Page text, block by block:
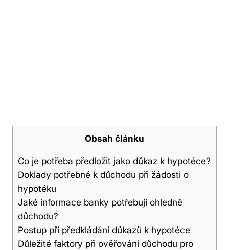
Obsah článku
Co je potřeba předložit jako důkaz k hypotéce?
Doklady potřebné k důchodu při žádosti o
hypotéku
Jaké informace banky potřebují ohledně
důchodu?
Postup při předkládání důkazů k hypotéce
Důležité faktory při ověřování důchodu pro